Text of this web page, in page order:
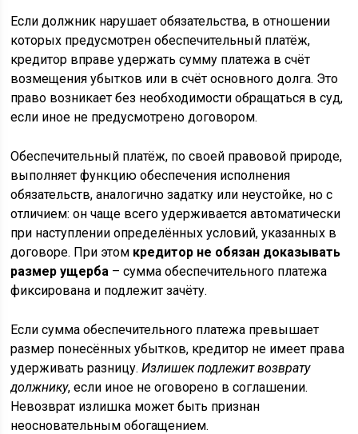
Если должник нарушает обязательства, в отношении
которых предусмотрен обеспечительный платёж,
кредитор вправе удержать сумму платежа в счёт
возмещения убытков или в счёт основного долга. Это
право возникает без необходимости обращаться в суд,
если иное не предусмотрено договором.
Обеспечительный платёж, по своей правовой природе,
выполняет функцию обеспечения исполнения
обязательств, аналогично задатку или неустойке, но с
отличием: он чаще всего удерживается автоматически
при наступлении определённых условий, указанных в
договоре. При этом кредитор не обязан доказывать
размер ущерба – сумма обеспечительного платежа
фиксирована и подлежит зачёту.
Если сумма обеспечительного платежа превышает
размер понесённых убытков, кредитор не имеет права
удерживать разницу.Излишек подлежит возврату
должнику, если иное не оговорено в соглашении.
Невозврат излишка может быть признан
неосновательным обогащением.